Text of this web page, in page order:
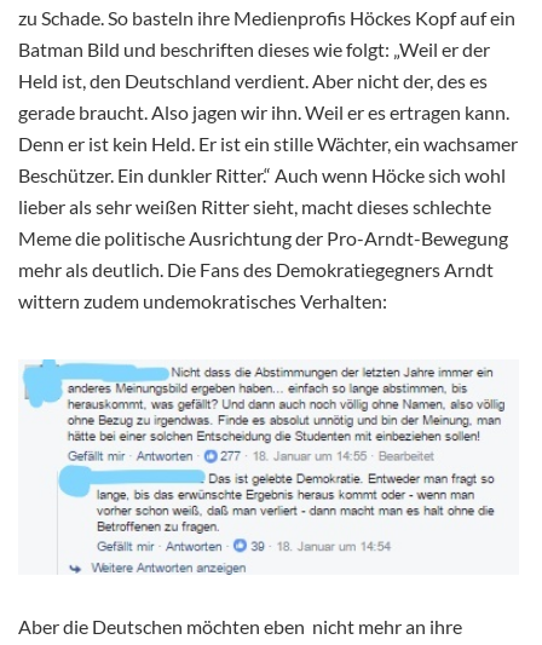
zu Schade. So basteln ihre Medienprofis Höckes Kopf auf ein
Batman Bild und beschriften dieses wie folgt: „Weil er der
Held ist, den Deutschland verdient. Aber nicht der, des es
gerade braucht. Also jagen wir ihn. Weil er es ertragen kann.
Denn er ist kein Held. Er ist ein stille Wächter, ein wachsamer
Beschützer. Ein dunkler Ritter.“ Auch wenn Höcke sich wohl
lieber als sehr weißen Ritter sieht, macht dieses schlechte
Meme die politische Ausrichtung der Pro-Arndt-Bewegung
mehr als deutlich. Die Fans des Demokratiegegners Arndt
wittern zudem undemokratisches Verhalten:
Aber die Deutschen möchten eben nicht mehr an ihre